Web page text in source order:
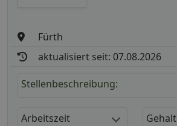
Fürth
aktualisiert seit: 07.08.2026
Stellenbeschreibung:
Arbeitszeit Gehalt